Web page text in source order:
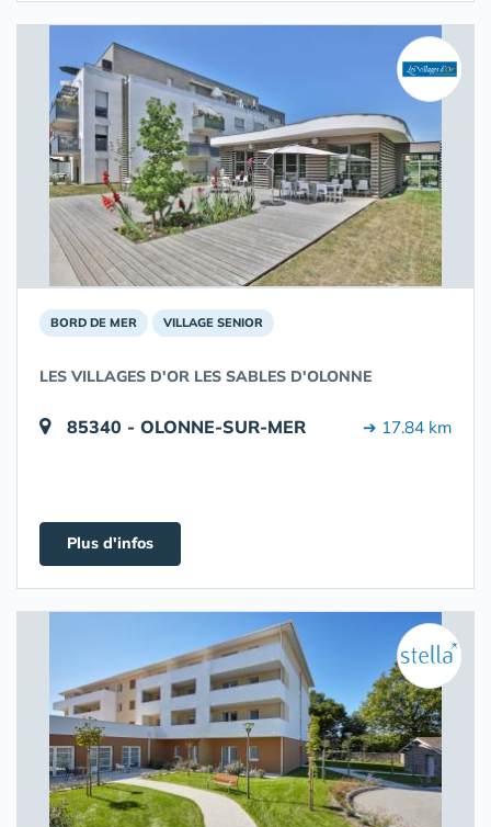
BORD DE MER VILLAGE SENIOR
LES VILLAGES D'OR LES SABLES D'OLONNE
85340 - OLONNE-SUR-MER ➔ 17.84 km
Plus d'infos